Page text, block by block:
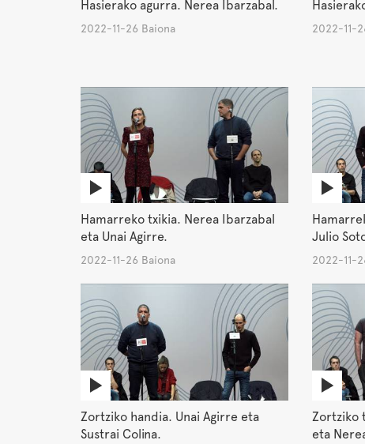
Hasierako agurra. Nerea Ibarzabal.
2022-11-26 Baiona 2022-11-
Hamarreko txikia. Nerea Ibarzabal
eta Unai Agirre.
2022-11-26 Baiona
Julio
2022-11-
Zortziko handia. Unai Agirre eta
Sustrai Colina.
Zortziko
eta